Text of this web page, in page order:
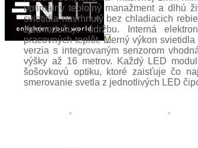
X
optimálny teplotný manažment a dlhú
svietidla navrhnutý bez chladiacich
zjednodušuje údržbu. Interná
pracovných teplôt. Merný výkon
verzia s integrovaným senzorom
výšky až 16 metrov. Každý LED
šošovkovú optiku, ktoré zaisťuje čo
smerovanie svetla z jednotlivých LED
niektoré funkcie
z webovej
stránky zmiznú.